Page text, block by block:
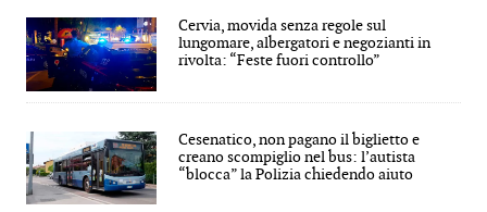
Cervia, movida senza regole sul
lungomare, albergatori e negozianti in
rivolta: “Feste fuori controllo”
Cesenatico, non pagano il biglietto e
creano scompiglio nel bus: l’autista
“blocca” la Polizia chiedendo aiuto